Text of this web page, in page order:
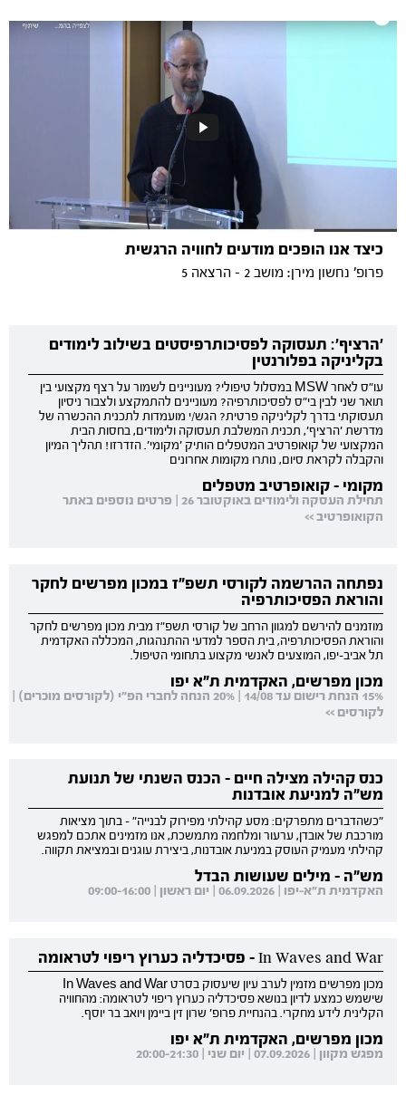
כיצד אנו הופכים מודעים לחוויה הרגשית
פרופ' נחשון מירן: מושב 2 - הרצאה 5
'הרציף': תעסוקה לפסיכותרפיסטים בשילוב לימודים
בקליניקה בפלורנטין
עו"ס לאחר MSW במסלול טיפולי? מעוניינים לשמור על רצף מקצועי בין
תואר שני לבין בי"ס לפסיכותרפיה? מעוניינים להתמקצע ולצבור ניסיון
תעסוקתי בדרך לקליניקה פרטית? הגש/י מועמדות לתכנית ההכשרה של
מדרשת 'הרציף', תכנית המשלבת תעסוקה ולימודים, בחסות הבית
המקצועי של קואופרטיב המטפלים הותיק 'מקומי'. הזדרזו! תהליך המיון
והקבלה לקראת סיום, נותרו מקומות אחרונים
מקומי - קואופרטיב מטפלים
תחילת העסקה ולימודים באוקטובר 26 | פרטים נוספים באתר
הקואופרטיב >>
נפתחה ההרשמה לקורסי תשפ"ז במכון מפרשים לחקר
והוראת הפסיכותרפיה
מוזמנים להירשם למגוון הרחב של קורסי תשפ"ז מבית מכון מפרשים לחקר
והוראת הפסיכותרפיה, בית הספר למדעי ההתנהגות, המכללה האקדמית
תל אביב-יפו, המוצעים לאנשי מקצוע בתחומי הטיפול.
מכון מפרשים, האקדמית ת"א יפו
15% הנחת רישום עד 14/08 | 20% הנחה לחברי הפ"י (לקורסים מוכרים) |
לקורסים >>
כנס קהילה מצילה חיים - הכנס השנתי של תנועת
מש"ה למניעת אובדנות
"כשהדברים מתפרקים: מסע קהילתי מפירוק לבנייה" - בתוך מציאות
מורכבת של אובדן, ערעור ומלחמה מתמשכת, אנו מזמינים אתכם למפגש
קהילתי מעמיק העוסק במניעת אובדנות, ביצירת עוגנים ובמציאת תקווה.
מש"ה - מילים שעושות הבדל
האקדמית ת"א-יפו | 06.09.2026 | יום ראשון | 09:00-16:00
In Waves and War - פסיכדליה כערוץ ריפוי לטראומה
מכון מפרשים מזמין לערב עיון שיעסוק בסרט In Waves and War
שישמש כמצע לדיון בנושא פסיכדליה כערוץ ריפוי לטראומה: מהחוויה
הקלינית לידע מחקרי. בהנחיית פרופ' שרון זין ביימן ויואב בר יוסף.
מכון מפרשים, האקדמית ת"א יפו
מפגש מקוון | 07.09.2026 | יום שני | 20:00-21:30